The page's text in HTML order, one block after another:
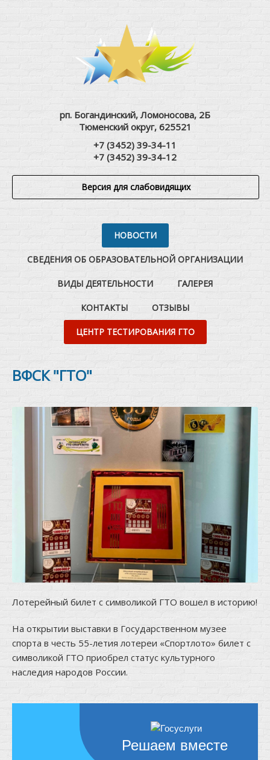
рп. Богандинский, Ломоносова, 2Б
Тюменский округ, 625521
+7 (3452) 39-34-11
+7 (3452) 39-34-12
Версия для слабовидящих
НОВОСТИ
СВЕДЕНИЯ ОБ ОБРАЗОВАТЕЛЬНОЙ ОРГАНИЗАЦИИ
ВИДЫ ДЕЯТЕЛЬНОСТИ ГАЛЕРЕЯ
КОНТАКТЫ ОТЗЫВЫ
ЦЕНТР ТЕСТИРОВАНИЯ ГТО
ВФСК "ГТО"
Лотерейный билет с символикой ГТО вошел в историю!
На открытии выставки в Государственном музее
спорта в честь 55-летия лотереи «Спортлото» билет с
символикой ГТО приобрел статус культурного
наследия народов России.
Решаем вместе